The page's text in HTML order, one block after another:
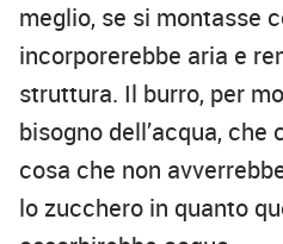
meglio, se si montasse
incorporerebbe aria e
struttura. Il burro, per
bisogno dell’acqua, che
cosa che non
lo zucchero in quanto